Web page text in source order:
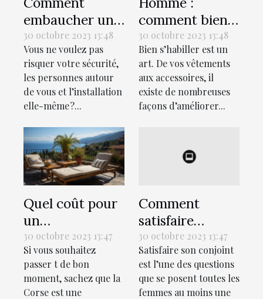
embaucher un
bon électricien
pour votre
maison ?
30 octobre 2023 13:48
Vous ne voulez pas
risquer votre sécurité,
les personnes autour
de vous et l’installation
elle-même ?...
comment bien
s’habiller ?
30 octobre 2023 13:48
Bien s’habiller est un
art. De vos vêtements
aux accessoires, il
existe de nombreuses
façons d’améliorer...
Quel coût pour
un
hébergement
lors des
vacances en
Corse ?
30 octobre 2023 13:47
Si vous souhaitez
passer t de bon
moment, sachez que la
Corse est une
Comment
satisfaire
sexuellement
son conjoint au
lit ?
30 octobre 2023 13:47
Satisfaire son conjoint
est l’une des questions
que se posent toutes les
femmes au moins une